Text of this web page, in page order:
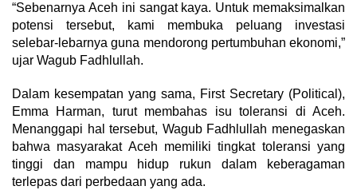
“Sebenarnya Aceh ini sangat kaya. Untuk memaksimalkan
potensi tersebut, kami membuka peluang investasi
selebar-lebarnya guna mendorong pertumbuhan ekonomi,”
ujar Wagub Fadhlullah.
Dalam kesempatan yang sama, First Secretary (Political),
Emma Harman, turut membahas isu toleransi di Aceh.
Menanggapi hal tersebut, Wagub Fadhlullah menegaskan
bahwa masyarakat Aceh memiliki tingkat toleransi yang
tinggi dan mampu hidup rukun dalam keberagaman
terlepas dari perbedaan yang ada.